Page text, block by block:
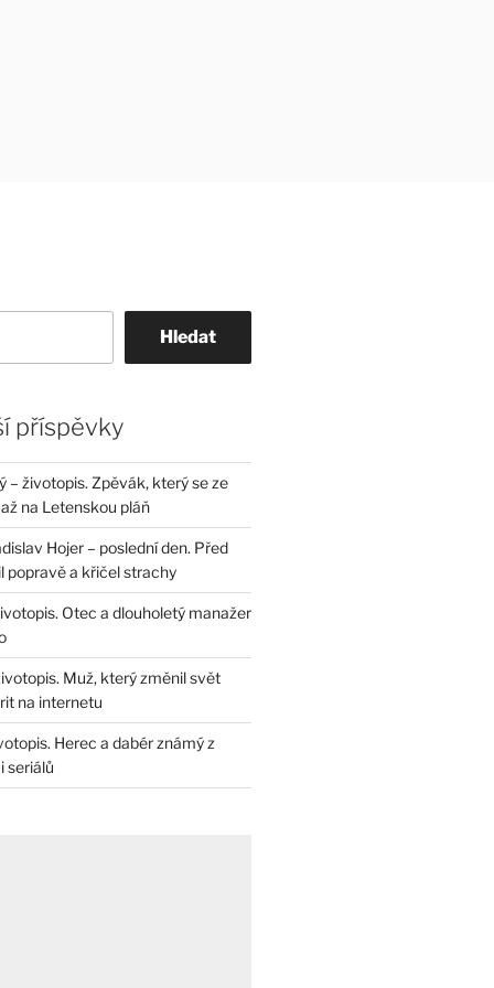
Hledat
příspěvky
– životopis. Zpěvák, který se ze
na Letenskou pláň
Hojer – poslední den. Před
popravě a křičel strachy
Otec a dlouholetý manažer
Muž, který změnil svět
na internetu
Herec a dabér známý z
seriálů